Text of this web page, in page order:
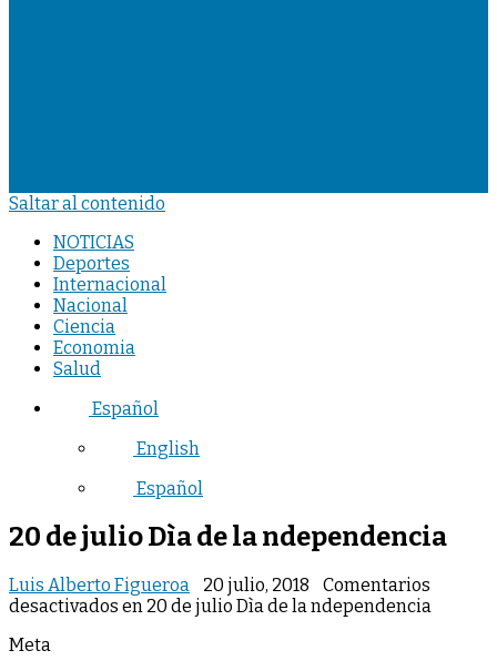
Saltar al contenido
NOTICIAS
Deportes
Internacional
Nacional
Ciencia
Economia
Salud
Español
English
Español
20 de julio Dìa de la ndependencia
Luis Alberto Figueroa 20 julio, 2018
Comentarios
desactivados en 20 de julio Dìa de la ndependencia
Meta